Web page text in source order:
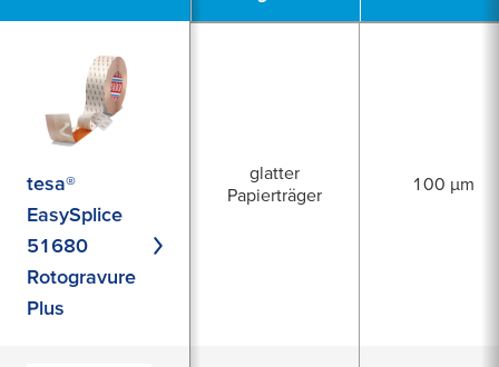
tesa®
EasySplice
51680
Rotogravure
Plus
glatter
Papierträger
100 µm